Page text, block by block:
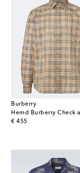
Burberry
€ 455
original price